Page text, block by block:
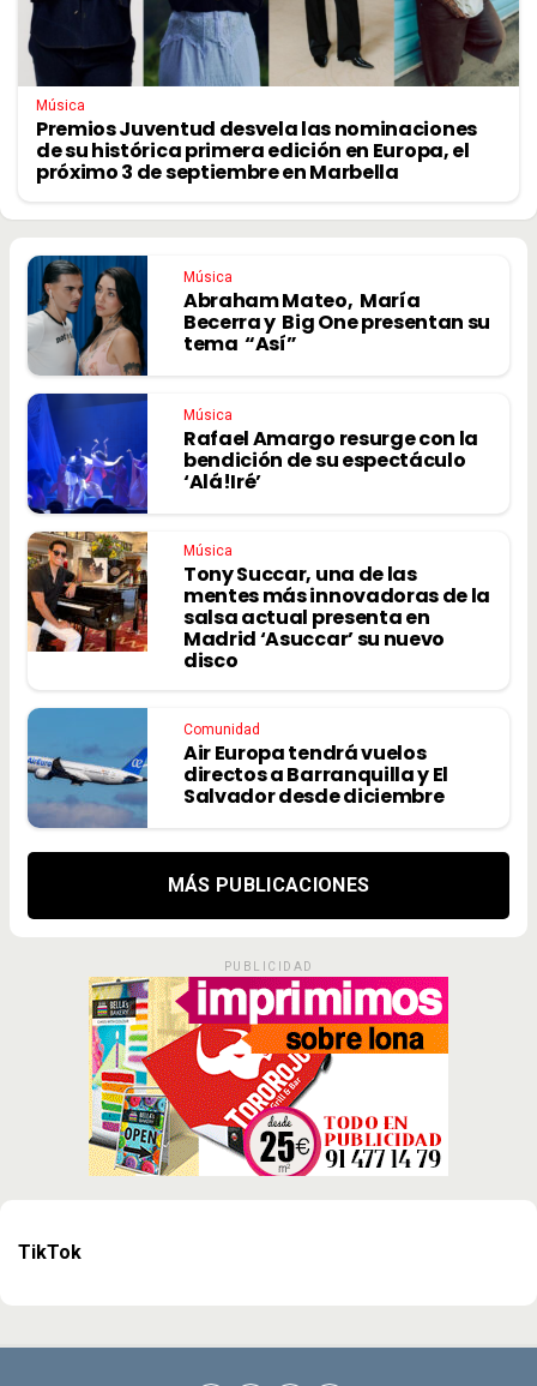
Música
Premios Juventud desvela las nominaciones
de su histórica primera edición en Europa, el
próximo 3 de septiembre en Marbella
Música
Abraham Mateo, María
Becerra y Big One presentan su
tema “Así”
Música
Rafael Amargo resurge con la
bendición de su espectáculo
‘Alá!Iré’
Música
Tony Succar, una de las
mentes más innovadoras de la
salsa actual presenta en
Madrid ‘Asuccar’ su nuevo
disco
Comunidad
Air Europa tendrá vuelos
directos a Barranquilla y El
Salvador desde diciembre
MÁS PUBLICACIONES
PUBLICIDAD
TikTok